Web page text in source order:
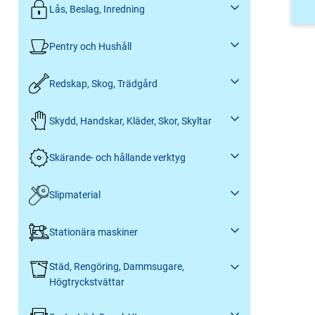
Lås, Beslag, Inredning
Pentry och Hushåll
Redskap, Skog, Trädgård
Skydd, Handskar, Kläder, Skor, Skyltar
Skärande- och hållande verktyg
Slipmaterial
Stationära maskiner
Städ, Rengöring, Dammsugare,
Högtryckstvättar